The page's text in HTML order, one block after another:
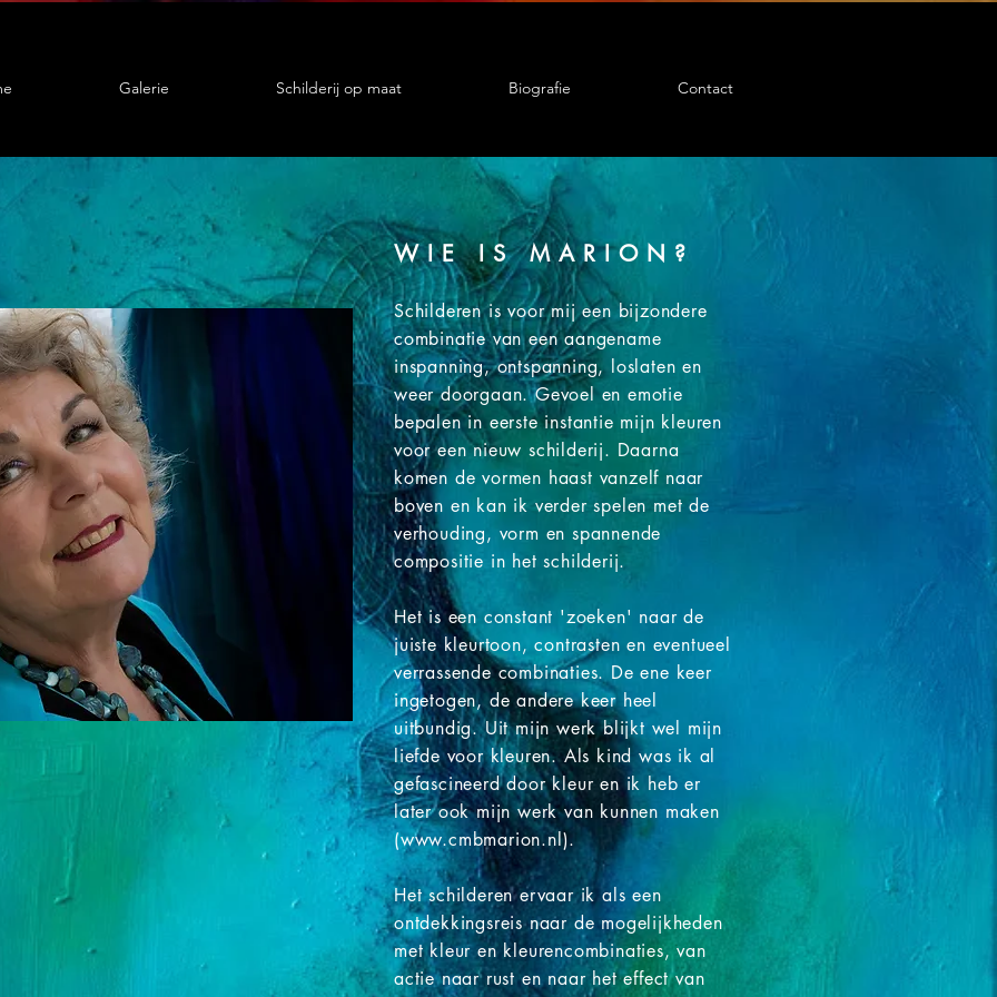
Galerie Schilderij op maat Biografie Contact
WIE IS MARION?
Schilderen is voor mij een bijzondere
combinatie van een aangename
inspanning, ontspanning, loslaten en
weer doorgaan. Gevoel en emotie
bepalen in eerste instantie mijn kleuren
voor een nieuw schilderij. Daarna
komen de vormen haast vanzelf naar
boven en kan ik verder spelen met de
verhouding, vorm en spannende
compositie in het schilderij.
Het is een constant 'zoeken' naar de
juiste kleurtoon, contrasten en eventueel
verrassende combinaties. De ene keer
ingetogen, de andere keer heel
uitbundig. Uit mijn werk blijkt wel mijn
liefde voor kleuren. Als kind was ik al
gefascineerd door kleur en ik heb er
later ook mijn werk van kunnen maken
(www.cmbmarion.nl).
Het schilderen ervaar ik als een
ontdekkingsreis naar de mogelijkheden
met kleur en kleurencombinaties, van
actie naar rust en naar het effect van